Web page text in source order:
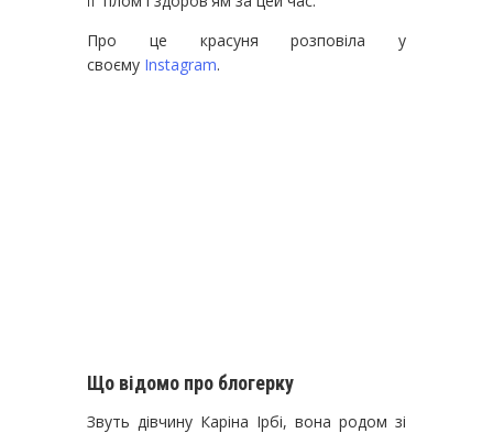
Про це красуня розповіла у
своєму Instagram.
Що відомо про блогерку
Звуть дівчину Каріна Ірбі, вона родом зі